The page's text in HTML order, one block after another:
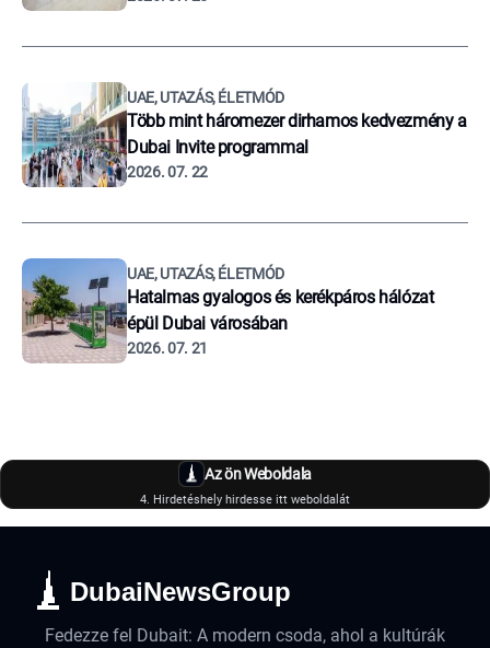
UAE, UTAZÁS, ÉLETMÓD
Több mint háromezer dirhamos kedvezmény a
Dubai Invite programmal
2026. 07. 22
UAE, UTAZÁS, ÉLETMÓD
Hatalmas gyalogos és kerékpáros hálózat
épül Dubai városában
2026. 07. 21
Az ön Weboldala
4. Hirdetéshely hirdesse itt weboldalát
DubaiNewsGroup
Fedezze fel Dubait: A modern csoda, ahol a kultúrák